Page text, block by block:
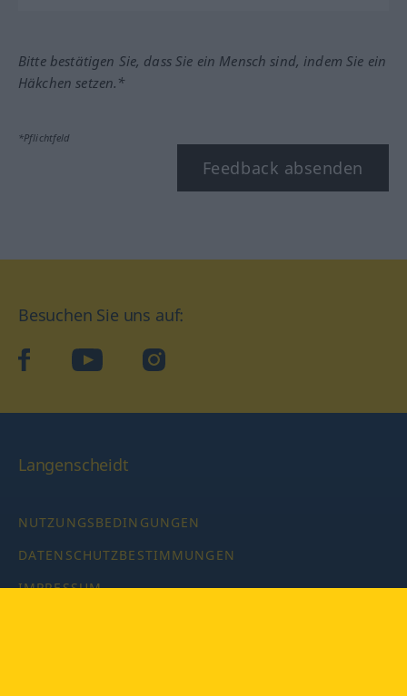
Bitte bestätigen Sie, dass Sie ein Mensch sind, indem Sie ein
Häkchen setzen.*
*Pflichtfeld
Feedback absenden
Besuchen Sie uns auf:
facebookYouTube Instagram
Langenscheidt
NUTZUNGSBEDINGUNGEN
DATENSCHUTZBESTIMMUNGEN
IMPRESSUM